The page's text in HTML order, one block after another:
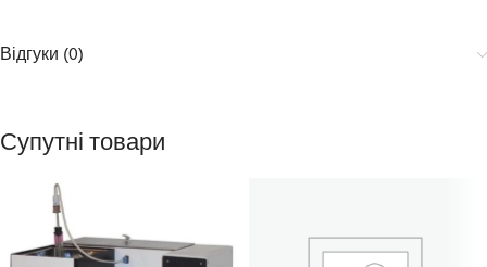
Відгуки (0)
Супутні товари